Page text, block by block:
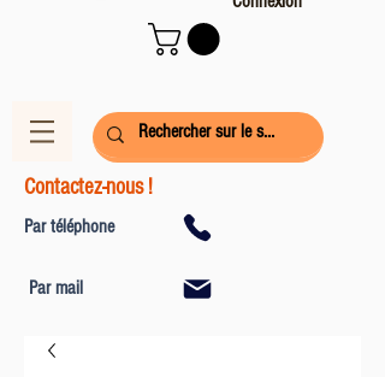
Contactez-nous !
Par téléphone
Par mail